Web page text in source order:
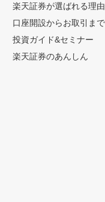
楽天証券が選ばれる理由
口座開設からお取引ま
投資ガイド&セミナー
楽天証券のあんしん